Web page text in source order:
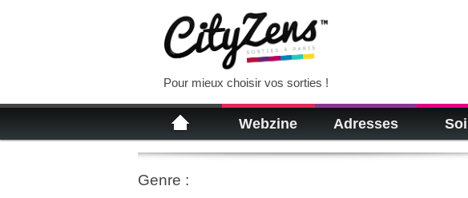
Pour mieux choisir vos sorties !
Webzine Adresses
Genre :